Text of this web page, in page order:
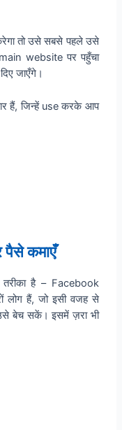
तो उसे सबसे पहले उसे
website पर पहुँचा
जाएँगे।
हैं, जिन्हें use करके आप
कमाएँ
है – Facebook
लोग हैं, जो इसी वजह से
बेच सकें। इसमें ज़रा भी